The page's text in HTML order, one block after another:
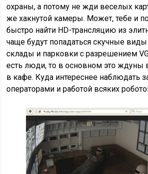
охраны, а потому не жди веселых
же хакнутой камеры. Может, тебе и
быстро найти HD-трансляцию из
чаще будут попадаться скучные
склады и парковки с разрешением
есть люди, то в основном это ждуны
в кафе. Куда интереснее наблюдать
операторами и работой всяких